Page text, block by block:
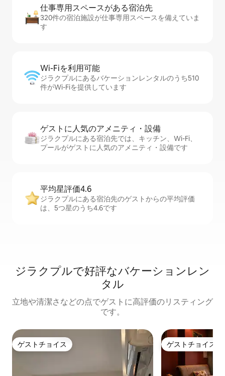
仕事専用ス⁠ペ⁠ー⁠スがあ⁠る宿⁠泊⁠先
320件の宿泊施設が仕事専用スペースを備えていま
す
Wi-Fiを利⁠用⁠可⁠能
ジラクプルにあるバケーションレンタルのうち510
件がWi-Fiを提供しています
ゲストに人⁠気⁠のア⁠メ⁠ニ⁠テ⁠ィ・設⁠備
ジラクプルにある宿泊先では、キッチン、Wi-Fi、
プールがゲストに人気のアメニティ・設備です
平均星評価4.6
ジラクプルにある宿泊先のゲストからの平均評価
は、5つ星のうち4.6です
ジラクプルで好評なバケーションレン
タル
立地や清潔さなどの点でゲストに高評価のリスティング
です。
ゲストチョイス
ゲストチョイス ゲストチョイス
ゲストチョイス